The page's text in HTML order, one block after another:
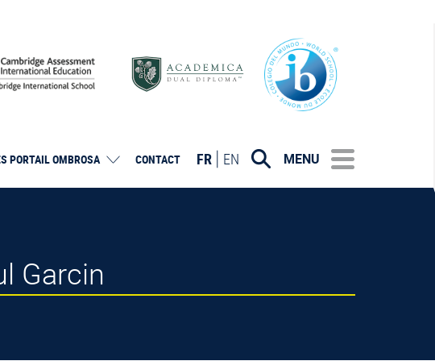
PORTAILOMBROSA CONTACT FR EN MENU
Garcin